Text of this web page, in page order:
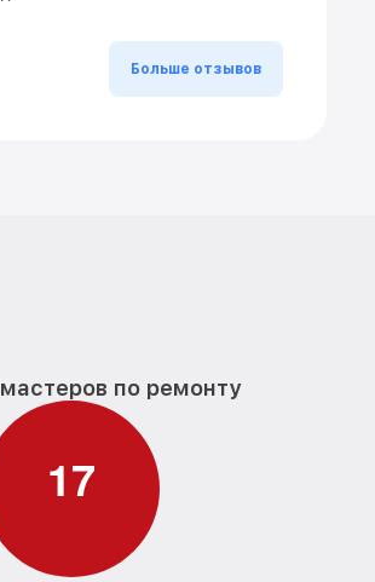
Больше отзывов
по ремонту
17